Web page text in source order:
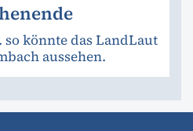
so könnte das LandLaut
aussehen.